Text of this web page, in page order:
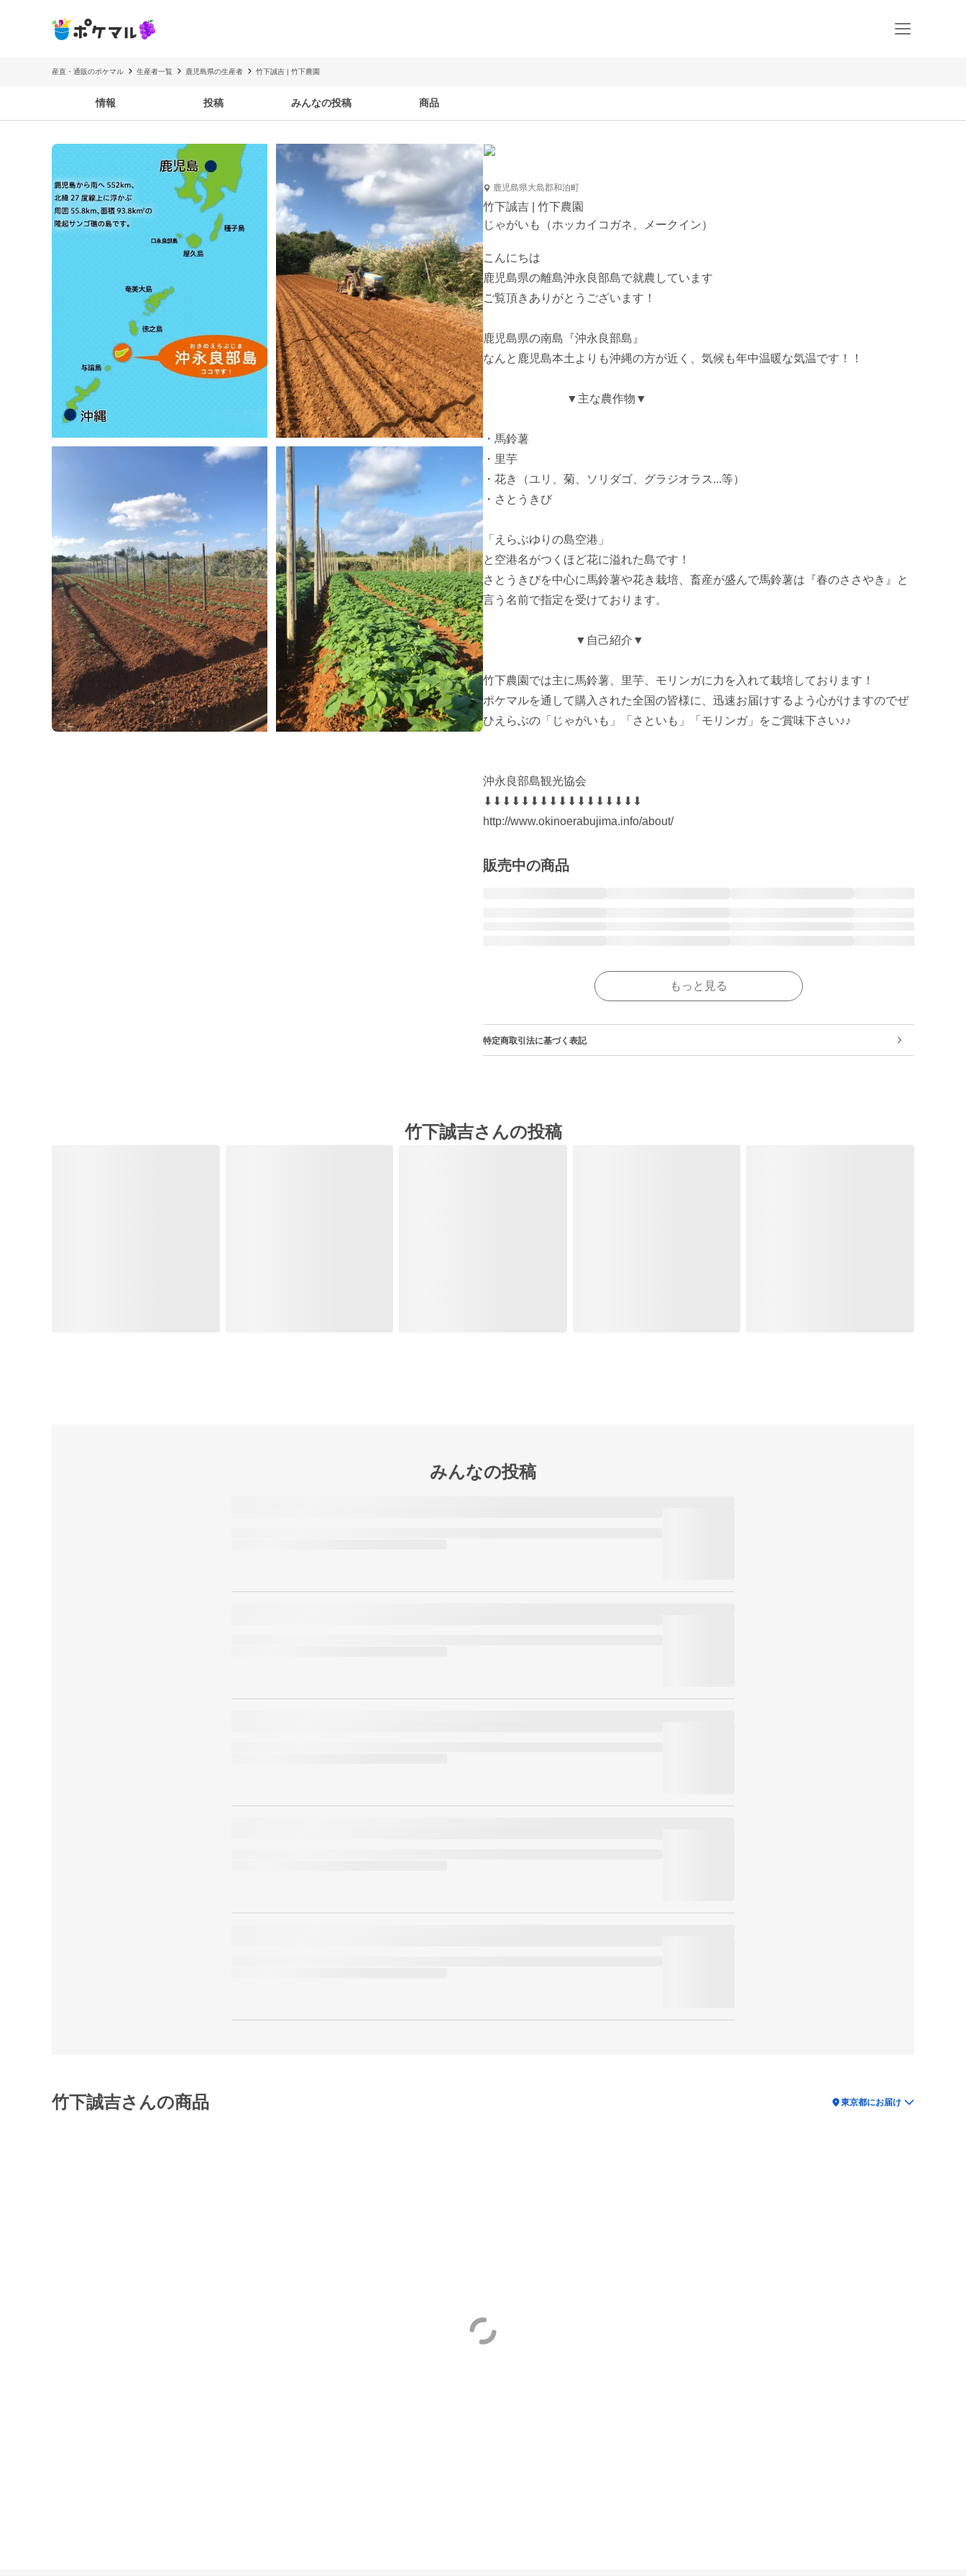
産直・通販のポケマル 生産者一覧 鹿児島県の生産者 竹下誠吉 | 竹下農園
情報 投稿 みんなの投稿 商品
鹿児島県大島郡和泊町
竹下誠吉 | 竹下農園
じゃがいも（ホッカイコガネ、メークイン）
こんにちは
鹿児島県の離島沖永良部島で就農しています
ご覧頂きありがとうございます！
鹿児島県の南島『沖永良部島』
なんと鹿児島本土よりも沖縄の方が近く、気候も年中温暖な気温です！！
▼主な農作物▼
・馬鈴薯
・里芋
・花き（ユリ、菊、ソリダゴ、グラジオラス...等）
・さとうきび
「えらぶゆりの島空港」
と空港名がつくほど花に溢れた島です！
さとうきびを中心に馬鈴薯や花き栽培、畜産が盛んで馬鈴薯は『春のささやき』と
言う名前で指定を受けております。
▼自己紹介▼
竹下農園では主に馬鈴薯、里芋、モリンガに力を入れて栽培しております！
ポケマルを通して購入された全国の皆様に、迅速お届けするよう心がけますのでぜ
ひえらぶの「じゃがいも」「さといも」「モリンガ」をご賞味下さい♪♪
沖永良部島観光協会
⬇︎⬇︎⬇︎⬇︎⬇︎⬇︎⬇︎⬇︎⬇︎⬇︎⬇︎⬇︎⬇︎⬇︎⬇︎⬇︎⬇︎
販売中の商品
もっと見る
特定商取引法に基づく表記
竹下誠吉さんの投稿
みんなの投稿
竹下誠吉さんの商品 location_on東京都にお届け